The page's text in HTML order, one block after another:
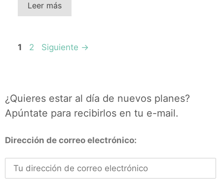
Leer más
Página
1 Página
2 Siguiente →
¿Quieres estar al día de nuevos planes?
Apúntate para recibirlos en tu e-mail.
Dirección de correo electrónico: